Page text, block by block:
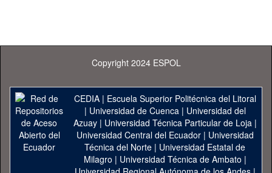
Copyright 2024 ESPOL
CEDIA| Escuela Superior Politécnica del Litoral
| Universidad de Cuenca| Universidad del
Azuay| Universidad Técnica Particular de Loja|
Universidad Central del Ecuador| Universidad
Técnica del Norte | Universidad Estatal de
Milagro | Universidad Técnica de Ambato |